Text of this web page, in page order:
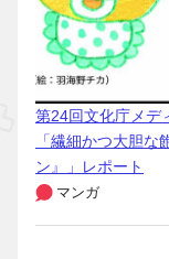
第24回文化庁メデ
「繊細かつ大胆
ン』」レポート
マンガ